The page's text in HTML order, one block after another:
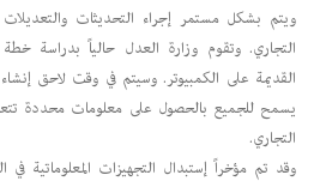
ويتم بشكل مستمر إجراء التحديثات
التجاري. وتقوم وزارة العدل حالياً بدراسة
القديمة على الكمبيوتر. وسيتم في وقت لاحق
يسمح للجميع بالحصول على معلومات محددة
التجاري.
وقد تم مؤخراً إستبدال التجهيزات المعلوماتية